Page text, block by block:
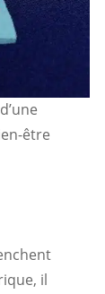
être
il